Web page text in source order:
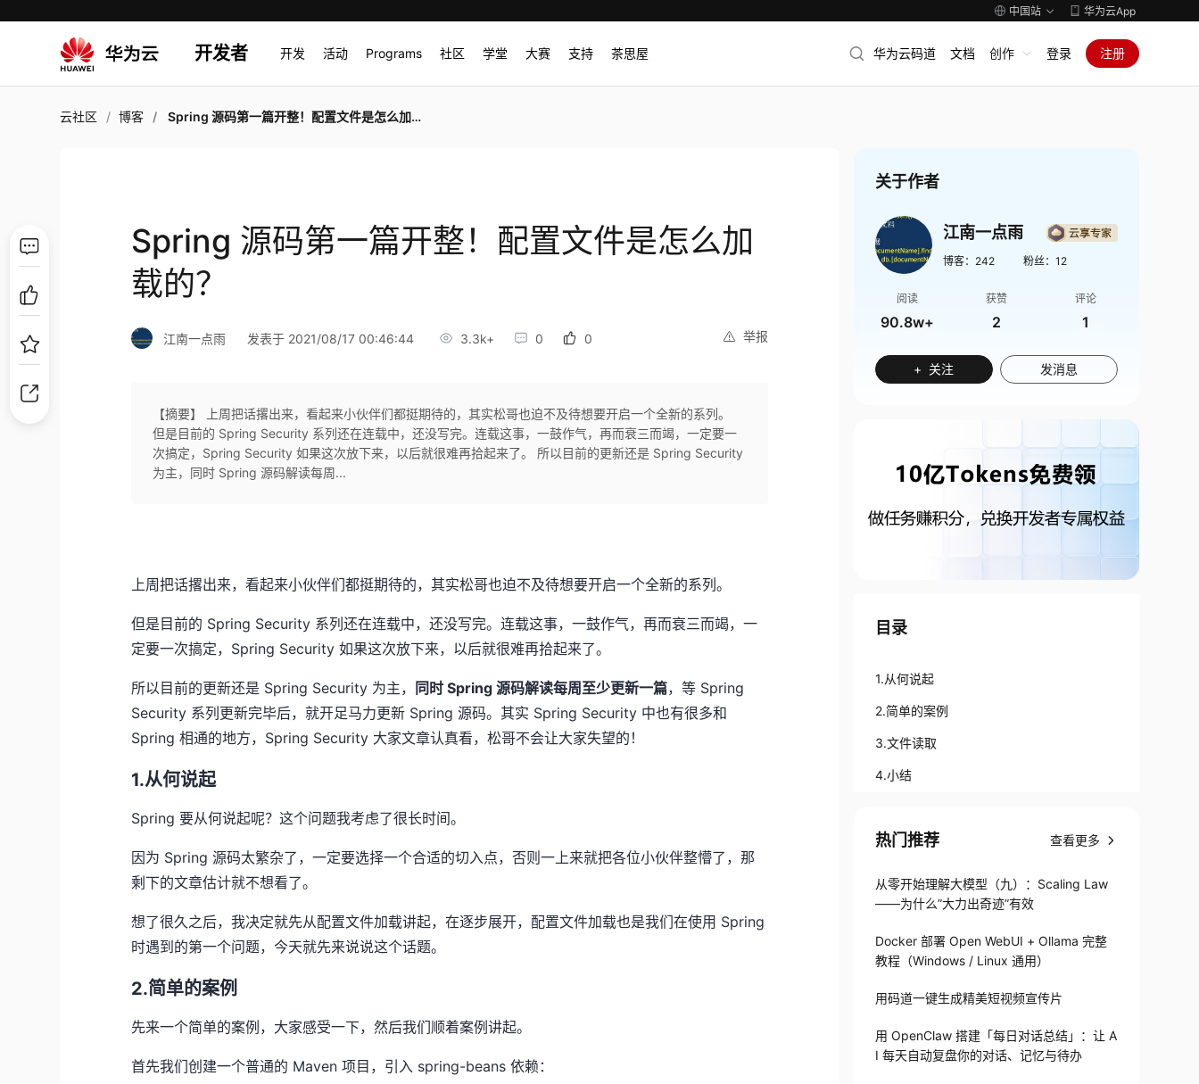
中国站 华为云App
开发者 开发 活动 Programs 社区 学堂 大赛 支持 茶思屋 华为云码道 文档 创作 登录 注册
云社区 博客 Spring 源码第一篇开整！配置文件是怎么加载的？
Spring 源码第一篇开整！配置文件是怎么加
载的？
举报
江南一点雨 发表于 2021/08/17 00:46:44 3.3k+ 0 0
【摘要】 上周把话撂出来，看起来小伙伴们都挺期待的，其实松哥也迫不及待想要开启一个全新的系列。
但是目前的 Spring Security 系列还在连载中，还没写完。连载这事，一鼓作气，再而衰三而竭，一定要一
次搞定，Spring Security 如果这次放下来，以后就很难再拾起来了。 所以目前的更新还是 Spring Security
为主，同时 Spring 源码解读每周...
上周把话撂出来，看起来小伙伴们都挺期待的，其实松哥也迫不及待想要开启一个全新的系列。
但是目前的 Spring Security 系列还在连载中，还没写完。连载这事，一鼓作气，再而衰三而竭，一
定要一次搞定，Spring Security 如果这次放下来，以后就很难再拾起来了。
所以目前的更新还是 Spring Security 为主， 同时 Spring 源码解读每周至少更新一篇，等 Spring
Security 系列更新完毕后，就开足马力更新 Spring 源码。其实 Spring Security 中也有很多和
Spring 相通的地方，Spring Security 大家文章认真看，松哥不会让大家失望的！
1.从何说起
Spring 要从何说起呢？这个问题我考虑了很长时间。
因为 Spring 源码太繁杂了，一定要选择一个合适的切入点，否则一上来就把各位小伙伴整懵了，那
剩下的文章估计就不想看了。
想了很久之后，我决定就先从配置文件加载讲起，在逐步展开，配置文件加载也是我们在使用 Spring
时遇到的第一个问题，今天就先来说说这个话题。
2.简单的案例
先来一个简单的案例，大家感受一下，然后我们顺着案例讲起。
首先我们创建一个普通的 Maven 项目，引入 spring-beans 依赖：
关于作者
江南一点雨
博客： 242 粉丝： 12
阅读
90.8w+
获赞
2
评论
1
+ 关注 发消息
目录
1.从何说起
2.简单的案例
3.文件读取
4.小结
热门推荐 查看更多
从零开始理解大模型（九）：Scaling Law
——为什么”大力出奇迹”有效
Docker 部署 Open WebUI + Ollama 完整
教程（Windows / Linux 通用）
用码道一键生成精美短视频宣传片
用 OpenClaw 搭建「每日对话总结」：让 A
I 每天自动复盘你的对话、记忆与待办